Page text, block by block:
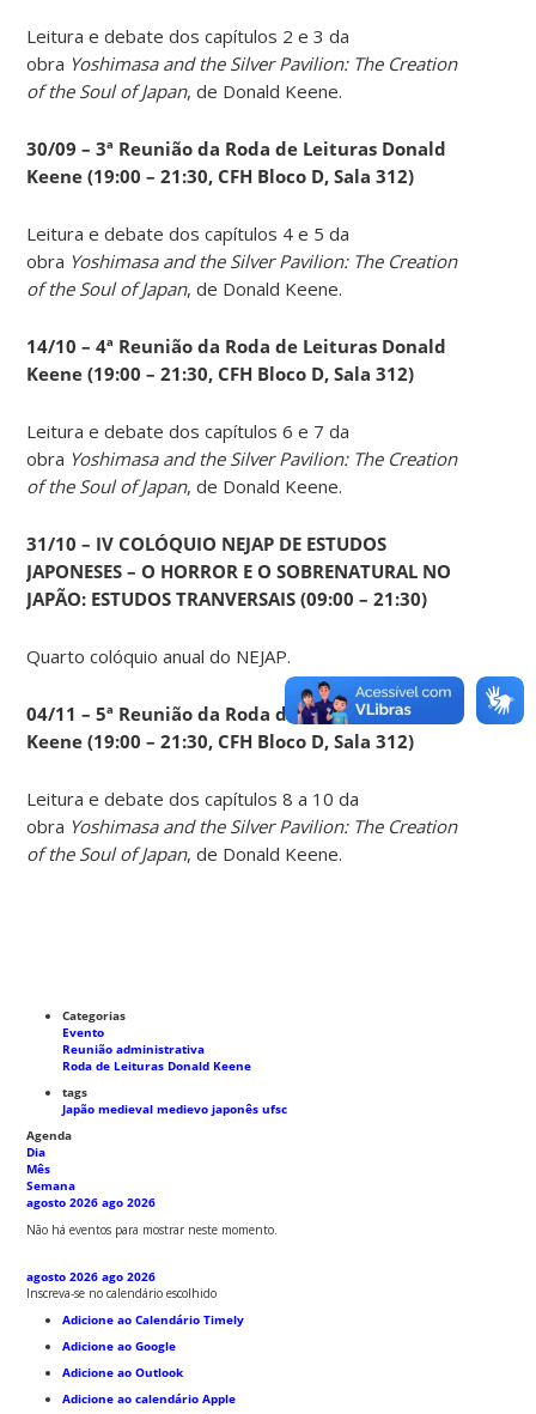
Leitura e debate dos capítulos 2 e 3 da
obra Yoshimasa and the Silver Pavilion: The Creation
of the Soul of Japan, de Donald Keene.
30/09 – 3ª Reunião da Roda de Leituras Donald
Keene (19:00 – 21:30, CFH Bloco D, Sala 312)
Leitura e debate dos capítulos 4 e 5 da
obra Yoshimasa and the Silver Pavilion: The Creation
of the Soul of Japan, de Donald Keene.
14/10 – 4ª Reunião da Roda de Leituras Donald
Keene (19:00 – 21:30, CFH Bloco D, Sala 312)
Leitura e debate dos capítulos 6 e 7 da
obra Yoshimasa and the Silver Pavilion: The Creation
of the Soul of Japan, de Donald Keene.
31/10 – IV COLÓQUIO NEJAP DE ESTUDOS
JAPONESES – O HORROR E O SOBRENATURAL NO
JAPÃO: ESTUDOS TRANVERSAIS (09:00 – 21:30)
Quarto colóquio anual do NEJAP.
04/11 – 5ª Reunião da Roda de Leituras Donald
Keene (19:00 – 21:30, CFH Bloco D, Sala 312)
Leitura e debate dos capítulos 8 a 10 da
obra Yoshimasa and the Silver Pavilion: The Creation
of the Soul of Japan, de Donald Keene.
Categorias
Evento
Reunião administrativa
Roda de Leituras Donald Keene
tags
Japão medievalmedievo japonêsufsc
Agenda
Dia
Mês
Semana
agosto 2026 ago 2026
Não há eventos para mostrar neste momento.
agosto 2026 ago 2026
Inscreva-se no calendário escolhido
Adicione ao Calendário Timely
Adicione ao Google
Adicione ao Outlook
Adicione ao calendário Apple